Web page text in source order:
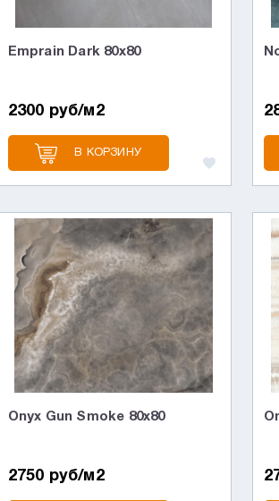
Emprain Dark 80x80
2300 руб/м2
В КОРЗИНУ
Onyx Gun Smoke 80x80
2750 руб/м2